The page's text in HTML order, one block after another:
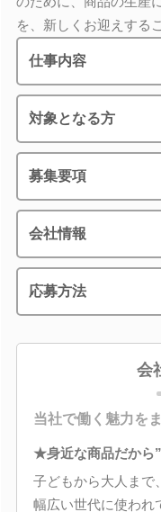
を、新しくお迎えする
仕事内容
対象となる方
募集要項
会社情報
応募方法
会
当社で働く魅力を
★身近な商品だから
子どもから大人まで、
幅広い世代に使われ